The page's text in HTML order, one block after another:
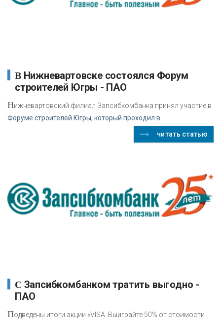
В Нижневартовске состоялся Форум
строителей Югры - ПАО
Нижневартовский филиал Запсибкомбанка принял участие в
Форуме строителей Югры, который проходил в
читать статью
С Запсибкомбанком тратить выгодно -
ПАО
Подведены итоги акции «VISA. Выиграйте 50% от стоимости